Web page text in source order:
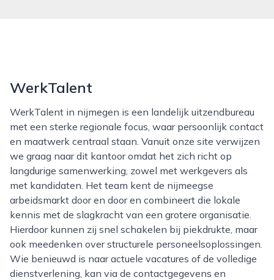
WerkTalent
WerkTalent in nijmegen is een landelijk uitzendbureau
met een sterke regionale focus, waar persoonlijk contact
en maatwerk centraal staan. Vanuit onze site verwijzen
we graag naar dit kantoor omdat het zich richt op
langdurige samenwerking, zowel met werkgevers als
met kandidaten. Het team kent de nijmeegse
arbeidsmarkt door en door en combineert die lokale
kennis met de slagkracht van een grotere organisatie.
Hierdoor kunnen zij snel schakelen bij piekdrukte, maar
ook meedenken over structurele personeelsoplossingen.
Wie benieuwd is naar actuele vacatures of de volledige
dienstverlening, kan via de contactgegevens en